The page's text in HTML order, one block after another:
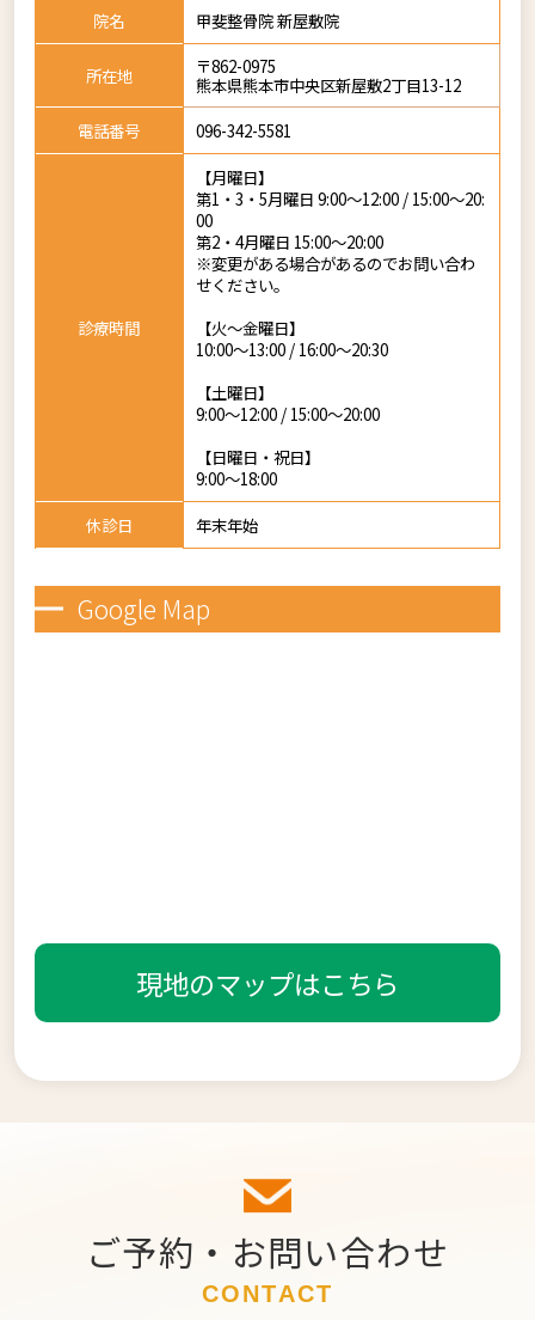
院名 甲斐整骨院 新屋敷院
所在地
〒862-0975
熊本県熊本市中央区新屋敷2丁目13-12
電話番号
096-342-5581
診療時間
【月曜日】
第1・3・5月曜日 9:00～12:00 / 15:00～20:
00
第2・4月曜日 15:00～20:00
※変更がある場合があるのでお問い合わ
せください。
【火～金曜日】
10:00～13:00 / 16:00～20:30
【土曜日】
9:00～12:00 / 15:00～20:00
【日曜日・祝日】
9:00～18:00
休診日
年末年始
Google Map
現地のマップはこちら
ご予約・お問い合わせ
CONTACT